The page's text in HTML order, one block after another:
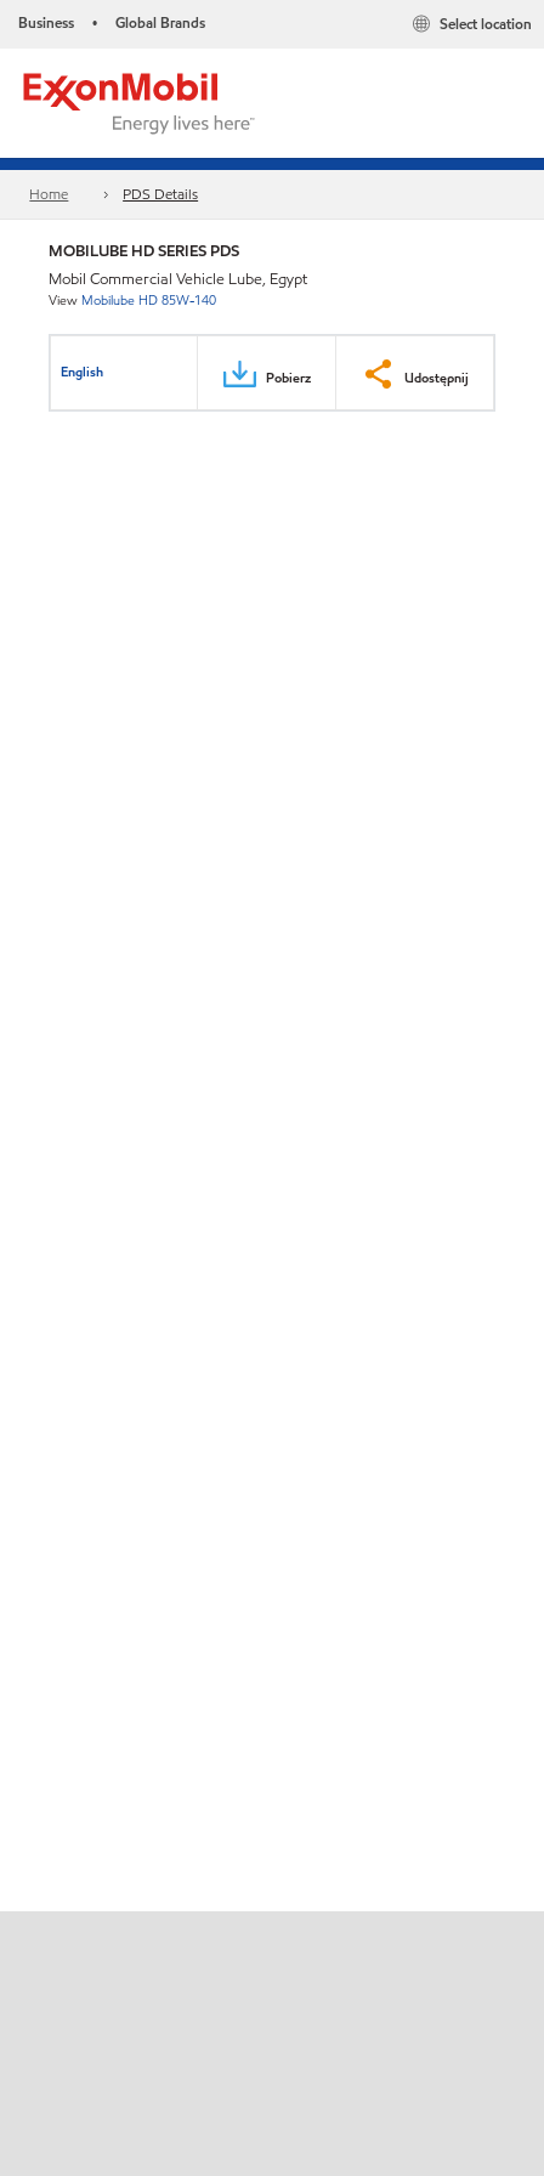
Business • Global Brands Select location
Home PDS Details
MOBILUBE HD SERIES PDS
Mobil Commercial Vehicle Lube, Egypt
View Mobilube HD 85W-140
English Pobierz Udostępnij